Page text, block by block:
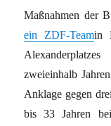
Maßnahmen der
ein ZDF-Teamin
zweieinhalb
Anklage gegen
bis 33 Jahren